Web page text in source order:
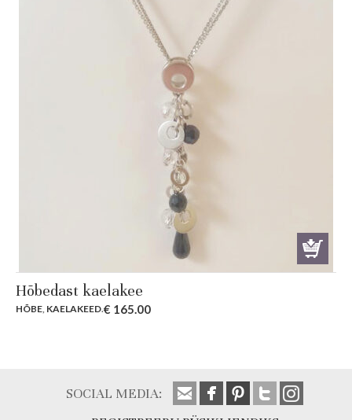
Hõbedast kaelakee
HÕBE KAELAKEED.€ 165.00
SOCIAL MEDIA: